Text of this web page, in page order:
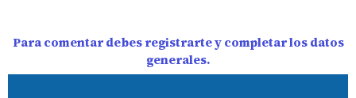
Para comentar debes registrarte y completar los datos
generales.